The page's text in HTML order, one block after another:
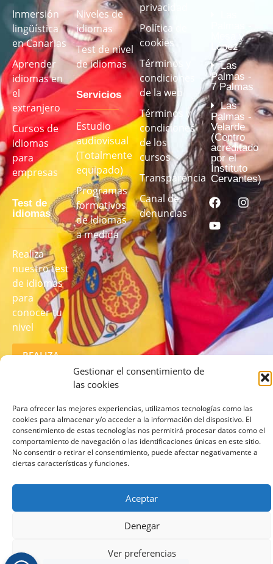
Gestionar el consentimiento de
las cookies
Para ofrecer las mejores experiencias, utilizamos tecnologías como las
cookies para almacenar y/o acceder a la información del dispositivo. El
consentimiento de estas tecnologías nos permitirá procesar datos como el
comportamiento de navegación o las identificaciones únicas en este sitio.
No consentir o retirar el consentimiento, puede afectar negativamente a
ciertas características y funciones.
Aceptar
Denegar
Ver preferencias
Inmersión
lingüística
en Canarias
Aprender
idiomas en
el
extranjero
Cursos de
idiomas
para
empresas
Test de
idiomas
Realiza
nuestro test
de idiomas
para
conocer tu
nivel
REALIZA
Niveles de
idiomas
Test de nivel
de idiomas
Servicios
Estudio
audiovisual
(Totalmente
equipado)
Programas
formativos
de idiomas
a medida
privacidad
Política de
cookies
Términos y
condiciones
de la web
Términos y
condiciones
de los
cursos
Transparencia
Canal de
denuncias
Mesa y
López
Las
Palmas -
7 Palmas
Las
Palmas -
Velarde
(Centro
acreditado
por el
Instituto
Cervantes)
© 2026 lcampus.co Todos los derechos reservados.